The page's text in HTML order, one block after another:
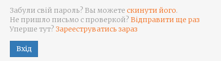
Забули свій пароль? Вы можете скинути його.
Не пришло письмо с проверкой? Відправити ще раз
Уперше тут? Зарееструватись зараз
Вхід